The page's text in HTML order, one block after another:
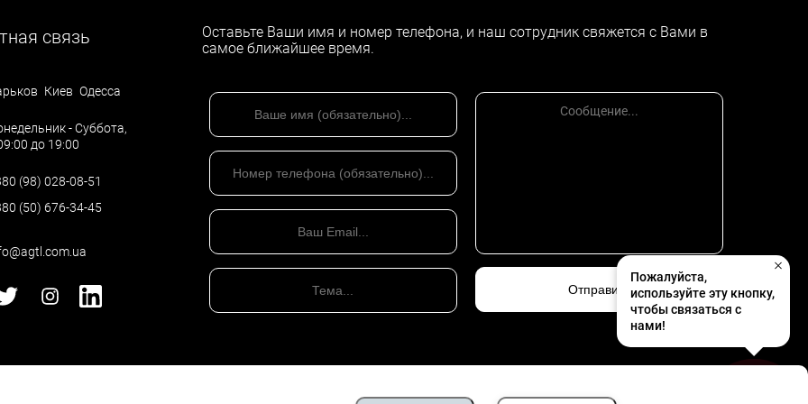
в Международном коммерческом арбитражном суде является наличие письменного согласия сторон о
Такое согласие сторон может быть предусмотрено отдельным пунктом в Договоре (в виде арбитражной
для исполнения сторонами. В случае отказа от добровольного исполнения решения МКАС,
исполнением по местонахождению должника. Специалисты компании AGTL обеспечат организацию
на принудительное исполнение решения МКАС при ТПП Украины.
бизнес, выбрать систему налогооблажения, а в случае необходимости – сопроводим процесс
,бухгалтерским
вопросам. И поверьте, Ваши деньги непременно
связь
Киев Одесса
- Суббота,
до 19:00
(98) 028-08-51
(50) 676-34-45
Оставьте Ваши имя и номер телефона, и наш сотрудник свяжется с Вами в
самое ближайшее время.
Пожалуйста,
используйте эту кнопку,
чтобы связаться с
нами!